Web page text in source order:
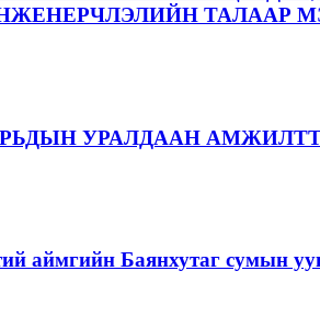
ТАЛААР
УРАЛДААН
Баянхутаг сумын